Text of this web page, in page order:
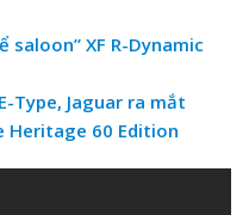
saloon” XF R-Dynamic
Type, Jaguar ra mắt
Heritage 60 Edition